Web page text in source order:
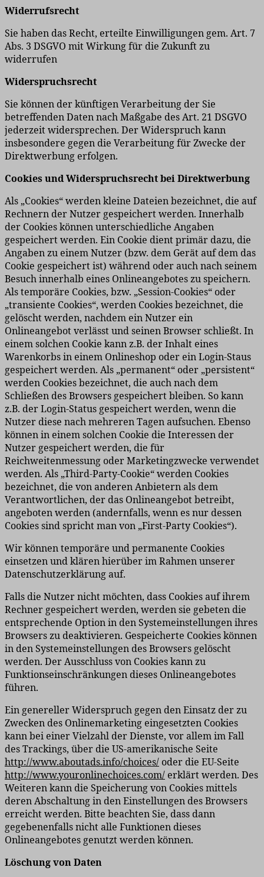
Widerrufsrecht
Sie haben das Recht, erteilte Einwilligungen gem. Art. 7
Abs. 3 DSGVO mit Wirkung für die Zukunft zu
widerrufen
Widerspruchsrecht
Sie können der künftigen Verarbeitung der Sie
betreffenden Daten nach Maßgabe des Art. 21 DSGVO
jederzeit widersprechen. Der Widerspruch kann
insbesondere gegen die Verarbeitung für Zwecke der
Direktwerbung erfolgen.
Cookies und Widerspruchsrecht bei Direktwerbung
Als „Cookies“ werden kleine Dateien bezeichnet, die auf
Rechnern der Nutzer gespeichert werden. Innerhalb
der Cookies können unterschiedliche Angaben
gespeichert werden. Ein Cookie dient primär dazu, die
Angaben zu einem Nutzer (bzw. dem Gerät auf dem das
Cookie gespeichert ist) während oder auch nach seinem
Besuch innerhalb eines Onlineangebotes zu speichern.
Als temporäre Cookies, bzw. „Session-Cookies“ oder
„transiente Cookies“, werden Cookies bezeichnet, die
gelöscht werden, nachdem ein Nutzer ein
Onlineangebot verlässt und seinen Browser schließt. In
einem solchen Cookie kann z.B. der Inhalt eines
Warenkorbs in einem Onlineshop oder ein Login-Staus
gespeichert werden. Als „permanent“ oder „persistent“
werden Cookies bezeichnet, die auch nach dem
Schließen des Browsers gespeichert bleiben. So kann
z.B. der Login-Status gespeichert werden, wenn die
Nutzer diese nach mehreren Tagen aufsuchen. Ebenso
können in einem solchen Cookie die Interessen der
Nutzer gespeichert werden, die für
Reichweitenmessung oder Marketingzwecke verwendet
werden. Als „Third-Party-Cookie“ werden Cookies
bezeichnet, die von anderen Anbietern als dem
Verantwortlichen, der das Onlineangebot betreibt,
angeboten werden (andernfalls, wenn es nur dessen
Cookies sind spricht man von „First-Party Cookies“).
Wir können temporäre und permanente Cookies
einsetzen und klären hierüber im Rahmen unserer
Datenschutzerklärung auf.
Falls die Nutzer nicht möchten, dass Cookies auf ihrem
Rechner gespeichert werden, werden sie gebeten die
entsprechende Option in den Systemeinstellungen ihres
Browsers zu deaktivieren. Gespeicherte Cookies können
in den Systemeinstellungen des Browsers gelöscht
werden. Der Ausschluss von Cookies kann zu
Funktionseinschränkungen dieses Onlineangebotes
führen.
Ein genereller Widerspruch gegen den Einsatz der zu
Zwecken des Onlinemarketing eingesetzten Cookies
kann bei einer Vielzahl der Dienste, vor allem im Fall
des Trackings, über die US-amerikanische Seite
http://www.aboutads.info/choices/ oder die EU-Seite
http://www.youronlinechoices.com/ erklärt werden. Des
Weiteren kann die Speicherung von Cookies mittels
deren Abschaltung in den Einstellungen des Browsers
erreicht werden. Bitte beachten Sie, dass dann
gegebenenfalls nicht alle Funktionen dieses
Onlineangebotes genutzt werden können.
Löschung von Daten